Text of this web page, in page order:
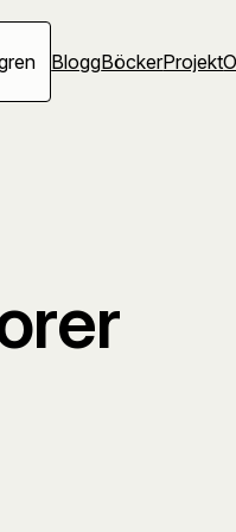
BloggBöckerProjekt